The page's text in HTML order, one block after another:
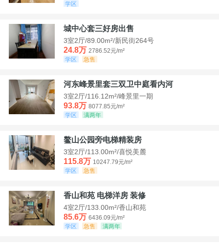
学区
城中心套三好房出售
3室2厅/89.00m²/新民街264号
24.8万 2786.52元/m²
学区
急售
河东峰景里套三双卫中庭看内河
3室2厅/116.12m²/峰景里一期
93.8万 8077.85元/m²
学区
满两年
鳌山公园旁电梯精装房
3室2厅/113.00m²/喜悦美麓
115.8万 10247.79元/m²
学区
急售
香山和苑 电梯洋房 装修
4室2厅/133.00m²/香山和苑
85.6万 6436.09元/m²
学区
急售 满两年